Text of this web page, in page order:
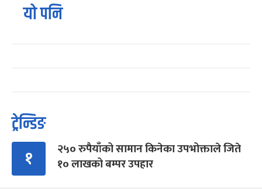
यो पनि
ट्रेन्डिङ
१
२५० रुपैयाँको सामान किनेका उपभोक्ताले जिते
१० लाखको बम्पर उपहार